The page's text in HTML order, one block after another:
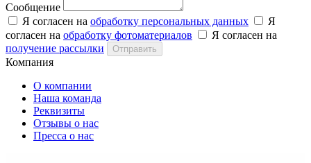
Сообщение
Я согласен на обработку персональных данных
Я
согласен на обработку фотоматериалов
Я согласен на
получение рассылки
Отправить
Компания
О компании
Наша команда
Реквизиты
Отзывы о нас
Пресса о нас